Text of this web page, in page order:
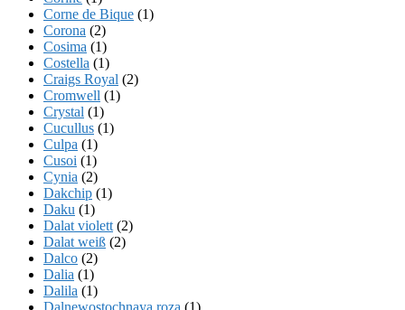
Corne de Bique (1)
Corona (2)
Cosima (1)
Costella (1)
Craigs Royal (2)
Cromwell (1)
Crystal (1)
Cucullus (1)
Culpa (1)
Cusoi (1)
Cynia (2)
Dakchip (1)
Daku (1)
Dalat violett (2)
Dalat weiß (2)
Dalco (2)
Dalia (1)
Dalila (1)
Dalnewostochnaya roza (1)